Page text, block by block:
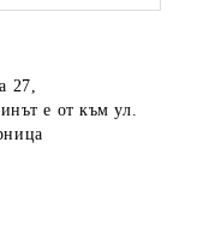
27,
е от към ул.